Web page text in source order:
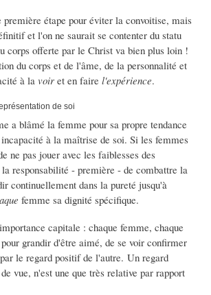
étape pour éviter la convoitise, mais
et l'on ne saurait se contenter du statu
corps offerte par le Christ va bien plus loin !
du corps et de l'âme, de la personnalité et
à la voir et en faire l'expérience.
de soi
a blâmé la femme pour sa propre tendance
à la maîtrise de soi. Si les femmes
ne pas jouer avec les faiblesses des
responsabilité - première - de combattre la
continuellement dans la pureté jusqu'à
femme sa dignité spécifique.
capitale : chaque femme, chaque
grandir d'être aimé, de se voir confirmer
le regard positif de l'autre. Un regard
vue, n'est une que très relative par rapport